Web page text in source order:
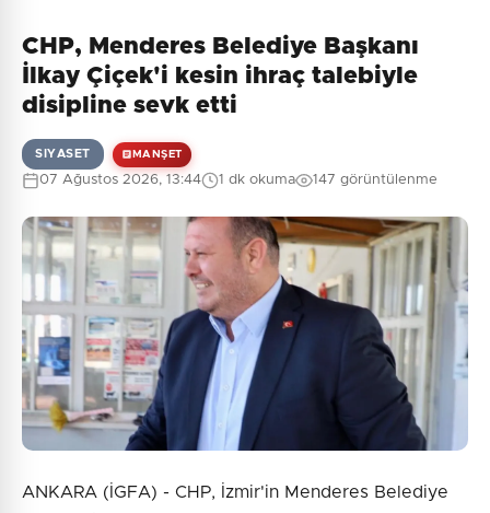
Güvenlik Sorusu:
7 + 6 = ?
Gönder
Henüz yorum yapılmamış. İlk yorumu siz yapın!
CHP, Menderes Belediye Başkanı
İlkay Çiçek'i kesin ihraç talebiyle
disipline sevk etti
SIYASET MANŞET
07 Ağustos 2026, 13:44 1 dk okuma 147 görüntülenme
ANKARA (İGFA) - CHP, İzmir'in Menderes Belediye